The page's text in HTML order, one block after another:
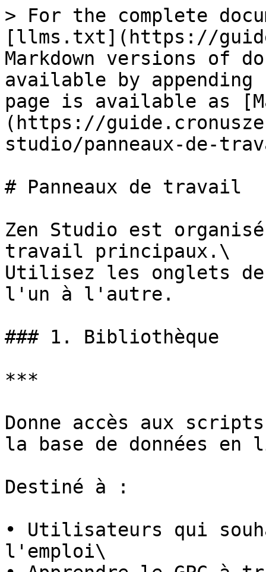
> For the complete
[llms.txt](https://
Markdown versions of
available by
page is available as
(https://
studio/panneaux-de-
# Panneaux de travail
Zen Studio est
travail principaux.\
Utilisez les onglets de
l'un à l'autre.
### 1. Bibliothèque
***
Donne accès aux
la base de données en
Destiné à :
• Utilisateurs qui
l'emploi\